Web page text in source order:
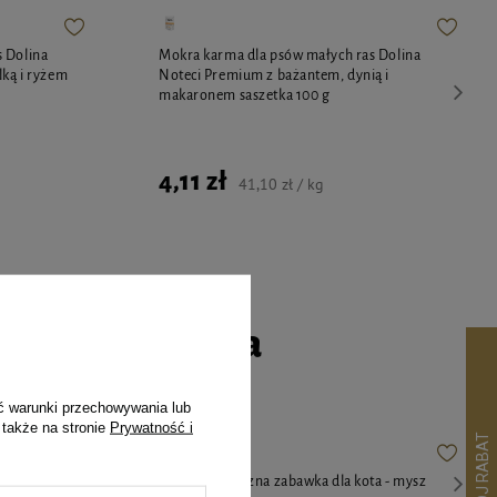
Dolina
i ryżem
Mokra karma dla psów małych ras Dolina
Noteci Premium z bażantem, dynią i
makaronem saszetka 100 g
4,11 zł 41,10 zł / kg
czworonoga
Dingo świąteczna zabawka dla kota - mysz
warunki przechowywania lub
na stronie Prywatność i